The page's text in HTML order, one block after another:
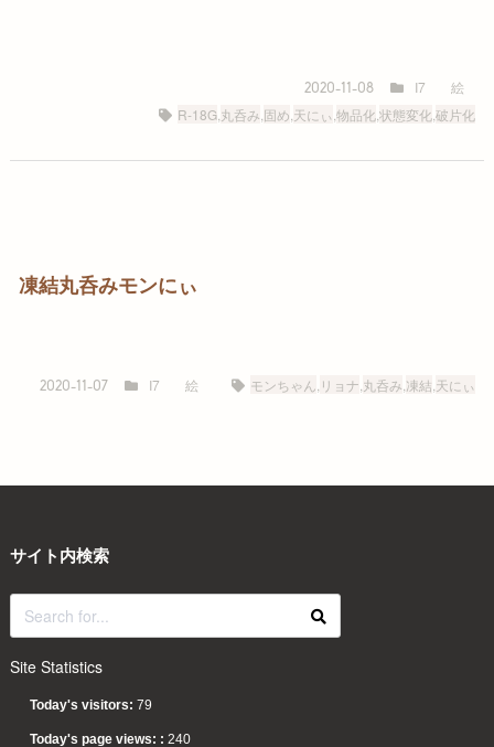
2020-11-08 I7
絵
R-18G 丸呑み 固め 天にぃ ,物品化,状態変化,破片化
凍結丸呑みモンにぃ
2020-11-07 I7 絵 モンちゃん リョナ 丸呑み 凍結 天にぃ
サイト内検索
Site Statistics
Today's visitors: 79
Today's page views: : 240